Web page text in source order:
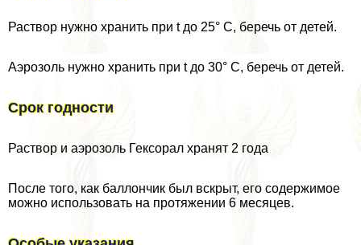
Раствор нужно хранить при t до 25° С, беречь от детей.
Аэрозоль нужно хранить при t до 30° С, беречь от детей.
Срок годности
Раствор и аэрозоль Гексорал хранят 2 года
После того, как баллончик был вскрыт, его содержимое
можно использовать на протяжении 6 месяцев.